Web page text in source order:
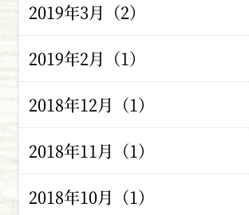
2019年3月（2）
2019年2月（1）
2018年12月（1）
2018年11月（1）
2018年10月（1）